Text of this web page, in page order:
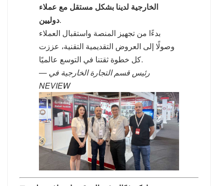
الخارجية لدينا بشكل مستقل مع عملاء
دوليين.
بدءًا من تجهيز المنصة واستقبال العملاء
وصولًا إلى العروض التقديمية التقنية، عززت
كل خطوة ثقتنا في التوسع عالميًا.
— رئيس قسم التجارة الخارجية في
NEVIEW